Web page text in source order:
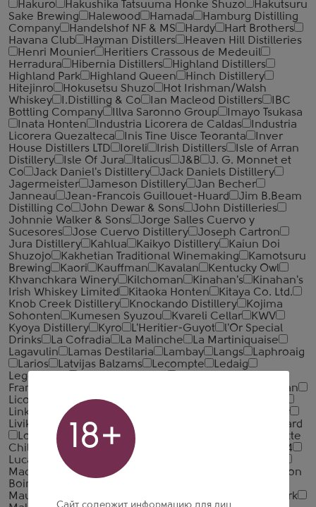
Hakuro
Hakushika Tatsuuma Honke Shuzo
Hakutsuru
Sake Brewing
Halewood Hamada
Hamburg Distilling
Company
Handelshof NF & MS Hardy
Hart Brothers
Havana Club
Hayman Distillers
Heaven Hill Distilleries
Henri Mounier
Heritiers Crassous de Medeuil
Herradura
Hibernia Distillers
Highland Distillers
Highland Park
Highland Queen
Hinch Distillery
Hitejinro
Hokusetsu Shuzo
Hot Irishman/Walsh
Whiskey
I.Distilling & Co Ian Macleod Distillers
IBC
Bottling Company
Illva Saronno Group
Imayo Tsukasa
Inata Honten
Industria Licorera de Caldas
Industria
Licorera Quezalteca
Inis Tine Uisce Teoranta
Inver
House Distillers LTD
Ioreli Irish Distillers
Isle of Arran
Distillery
Isle Of Jura Italicus J&B
J. G. Monnet et
Co
Jack Daniel's Distillery
Jack Daniels Distillery
Jagermeister
Jameson Distillery
Jan Becher
Janneau
Jean-Francois Guillouet-Huard
Jim B.Beam
Distilling Co
John Dewar & Sons
John Distilleries
Johnnie Walker & Sons
Jorge Salles Cuervo y
Sucesores
Jose Cuervo Distillery
Joseph Cartron
Jura Distillery
Kahlua Kaikyo Distillery
Kaiun Doi
Shuzojo
Kakhetian Traditional Winemaking
Kamotsuru
Brewing
Kaori Kauffman Kavalan
Kentucky Owl
Khvanchkara Winery
Kilchoman Kinahan's
Kinahan's
Irish Whiskey Limited
Kitaoka Honten
Kitaya Co. Ltd.
Knob Creek Distillery
Knockando Distillery
Kojima
Sohonten
Kumesen Syuzou Kvareli Cellar
KWV
Kyoya Distillery
Kyro L'Heritier-Guyot
l'Or Special
Drinks
La Cofradia La Malinche
La Martiniquaise
Lagavulin
Lamas Destilaria Lambay Langs
Laphroaig
Larios
Latvijas Balzams Lecompte
Ledaig
Legendario
France
Licorera Cihuatan
Licorera De Nicaragua
Linkwood Distillery
Liuyang Goalong Liquor Distillery
Liviko
Loch Lomond Group
Lombard
Longmorn Distillery
Lost Irish Whiskey Limited
Lotte
Chilsung
Louis Royer Louisiana Spirits
Lucano 1894
Lucas Bols
Lucas Bols Distillery
MacDuff International Ltd
Maison
Boinaud
Mauxion
Makers Mark
18+
Сайт содержит информацию для лиц